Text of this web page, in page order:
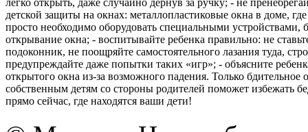
детской защиты на окнах: металлопластиковые окна в доме, где
просто необходимо оборудовать специальными
открывание окна; - воспитывайте ребенка правильно: не
подоконник, не поощряйте самостоятельного лазания туда,
предупреждайте даже попытки таких «игр»; - объясните
открытого окна из-за возможного падения. Только бдительное
собственным детям со стороны родителей поможет избежать
прямо сейчас, где находятся ваши дети!